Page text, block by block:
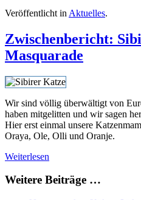
Veröffentlicht in Aktuelles.
Zwischenbericht:
Masquarade
Wir sind völlig überwältigt von
haben mitgelitten und wir sagen
Hier erst einmal unsere
Oraya, Ole, Olli und Oranje.
Weiterlesen
Weitere Beiträge …